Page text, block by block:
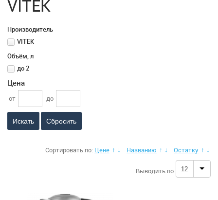
Малая бытовая техника
Аэрогрили
Вакуматоры
Весы (кухонные)
Весы (напольные)
Ирригаторы
VITEK
Производитель
VITEK
Объём, л
до 2
Цена
от до
Сбросить
Сортировать по: Цене ↑ ↓ Названию ↑ ↓ Остатку ↑ ↓
Выводить по 12